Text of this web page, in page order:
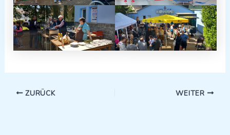
ZURÜCK WEITER